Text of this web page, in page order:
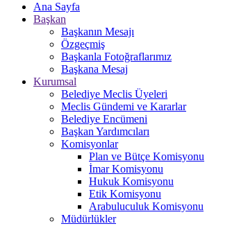
Ana Sayfa
Başkan
Başkanın Mesajı
Özgeçmiş
Başkanla Fotoğraflarımız
Başkana Mesaj
Kurumsal
Belediye Meclis Üyeleri
Meclis Gündemi ve Kararlar
Belediye Encümeni
Başkan Yardımcıları
Komisyonlar
Plan ve Bütçe Komisyonu
İmar Komisyonu
Hukuk Komisyonu
Etik Komisyonu
Arabuluculuk Komisyonu
Müdürlükler